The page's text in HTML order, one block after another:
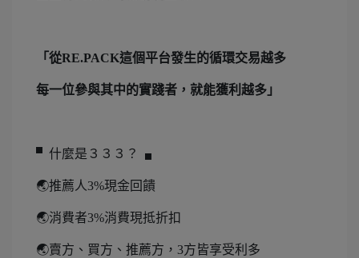
「從RE.PACK這個平台發生的循環交易越多
每一位參與其中的實踐者，就能獲利越多」
▘什麼是３３３？▗
🌏推薦人3%現金回饋
🌏消費者3%消費現抵折扣
🌏賣方、買方、推薦方，3方皆享受利多